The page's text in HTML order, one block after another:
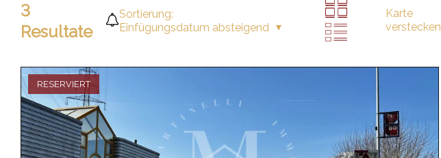
3
Resultate
Sortierung:
Einfügungsdatum absteigend
Karte
verstecken
RESERVIERT